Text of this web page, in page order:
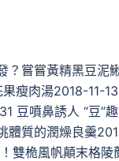
？嘗嘗黃精黑豆泥
瘦肉湯2018-11-
豆噴鼻誘人 “豆”
體質的潤燥良羹
雙桅風帆顛末格陵